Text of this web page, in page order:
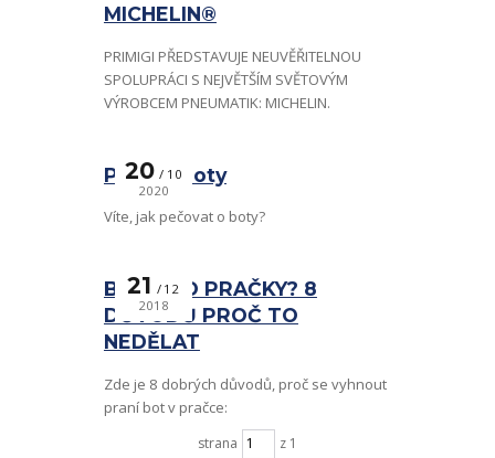
MICHELIN®
PRIMIGI PŘEDSTAVUJE NEUVĚŘITELNOU
SPOLUPRÁCI S NEJVĚTŠÍM SVĚTOVÝM
VÝROBCEM PNEUMATIK: MICHELIN.
Peče o boty
20
10
2020
Víte, jak pečovat o boty?
BOTY DO PRAČKY? 8
DŮVODŮ PROČ TO
NEDĚLAT
21
12
2018
Zde je 8 dobrých důvodů, proč se vyhnout
praní bot v pračce:
strana z 1